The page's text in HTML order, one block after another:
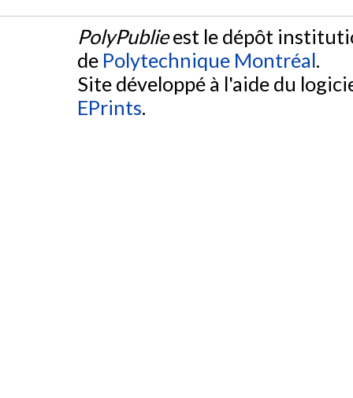
PolyPublieest le dépôt
de Polytechnique Montréal.
Site développé à l'aide du
EPrints.